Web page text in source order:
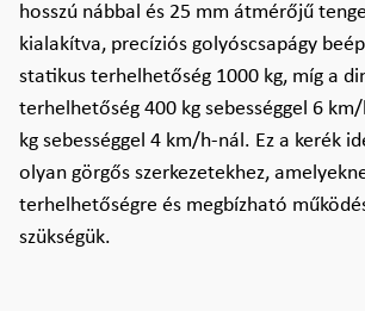
hosszú nábbal és 25 mm átmérőjű
kialakítva, precíziós golyóscsapágy
statikus terhelhetőség 1000 kg, míg a
terhelhetőség 400 kg sebességgel 6
kg sebességgel 4 km/h-nál. Ez a kerék
olyan görgős szerkezetekhez,
terhelhetőségre és megbízható
szükségük.